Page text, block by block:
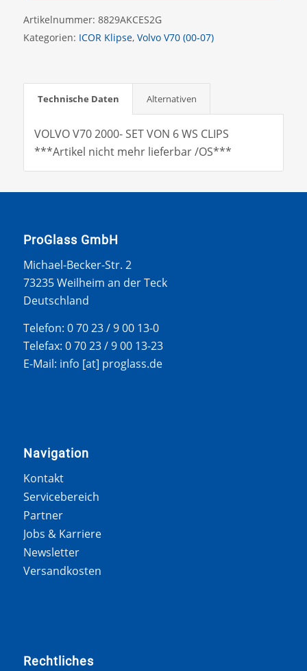
Artikelnummer: 8829AKCES2G
Kategorien: ICOR Klipse, Volvo V70 (00-07)
Technische Daten Alternativen
VOLVO V70 2000- SET VON 6 WS CLIPS
***Artikel nicht mehr lieferbar /OS***
ProGlass GmbH
Michael-Becker-Str. 2
73235 Weilheim an der Teck
Deutschland
Telefon: 0 70 23 / 9 00 13-0
Telefax: 0 70 23 / 9 00 13-23
E-Mail: info [at] proglass.de
Navigation
Kontakt
Servicebereich
Partner
Jobs & Karriere
Newsletter
Versandkosten
Rechtliches